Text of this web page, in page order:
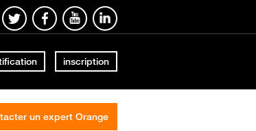
inscription
un expert Orange